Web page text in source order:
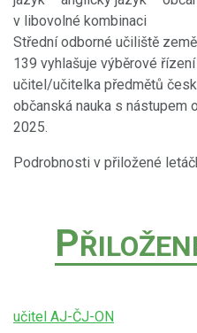
v libovolné kombinaci
Střední odborné učiliště
139 vyhlašuje výběrové
učitel/učitelka předmětů
občanská nauka s nástupem
2025.
Podrobnosti v přiložené
P
učitel AJ-ČJ-ON